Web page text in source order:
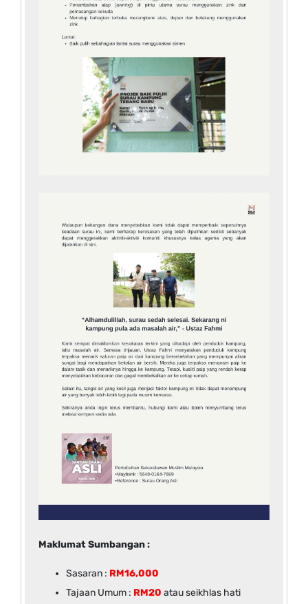
Maklumat Sumbangan :
Sasaran : RM16,000
Tajaan Umum : RM20 atau seikhlas hati